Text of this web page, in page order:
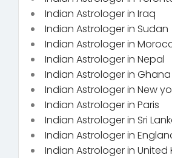
Indian Astrologer in Iraq
Indian Astrologer in Sudan
Indian Astrologer in
Indian Astrologer in Nepal
Indian Astrologer in Ghana
Indian Astrologer in New
Indian Astrologer in Paris
Indian Astrologer in Sri
Indian Astrologer in
Indian Astrologer in United